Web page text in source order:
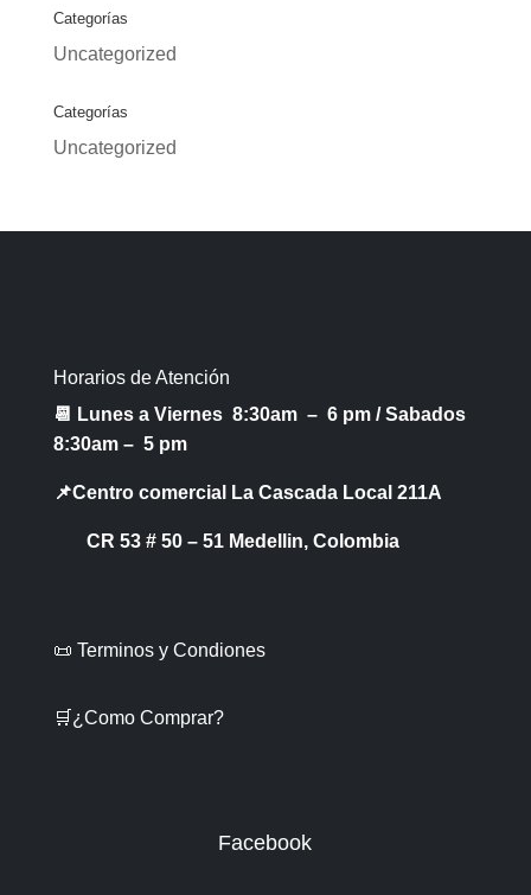
Categorías
Uncategorized
Categorías
Uncategorized
Horarios de Atención
📆 Lunes a Viernes 8:30am – 6 pm /Sabados
8:30am – 5 pm
📌Centro comercial La Cascada Local 211A
CR 53 # 50 – 51 Medellin, Colombia
📜 Terminos y Condiones
🛒¿Como Comprar?
Facebook